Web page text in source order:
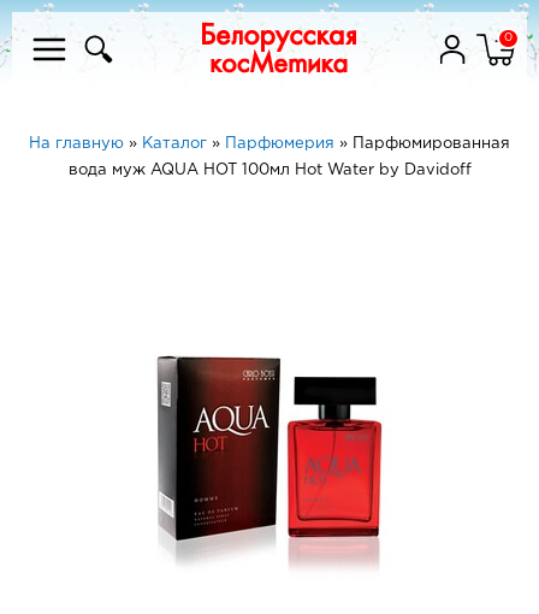
0
На главную » Каталог » Парфюмерия »
Парфюмированная
вода муж AQUA HOT 100мл Hot Water by Davidoff